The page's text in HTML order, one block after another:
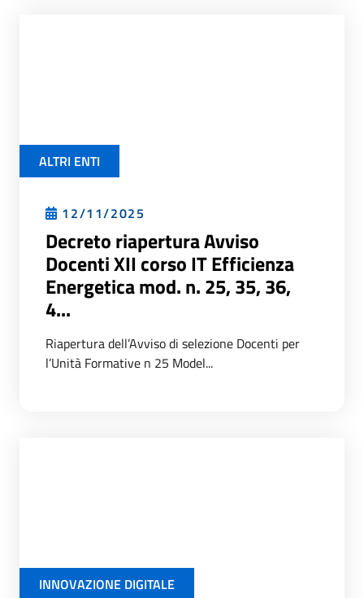
ALTRI ENTI
12/11/2025
Decreto riapertura Avviso
Docenti XII corso IT Efficienza
Energetica mod. n. 25, 35, 36,
4...
Riapertura dell’Avviso di selezione Docenti per
l’Unità Formative n 25 Model...
INNOVAZIONE DIGITALE